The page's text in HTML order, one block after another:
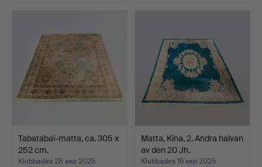
Tabatabai-matta, ca. 305 x
252 cm.
Klubbades 28 sep 2025
Matta, Kina, 2. Andra halvan
av den 20 Jh.
Klubbades 16 sep 2025